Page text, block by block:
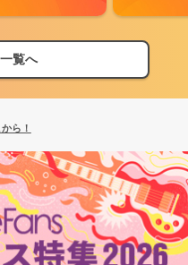
覧へ
ら！
編発表！
ら！
編発表！